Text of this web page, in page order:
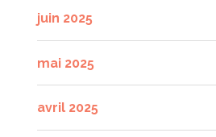
juin 2025
mai 2025
avril 2025